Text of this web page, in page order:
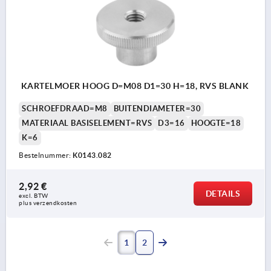
KARTELMOER HOOG D=M08 D1=30 H=18, RVS BLANK
SCHROEFDRAAD=M8
BUITENDIAMETER=30
MATERIAAL BASISELEMENT=RVS
D3=16
HOOGTE=18
K=6
Bestelnummer: K0143.082
2,92 €
excl. BTW
plus verzendkosten
DETAILS
1 2